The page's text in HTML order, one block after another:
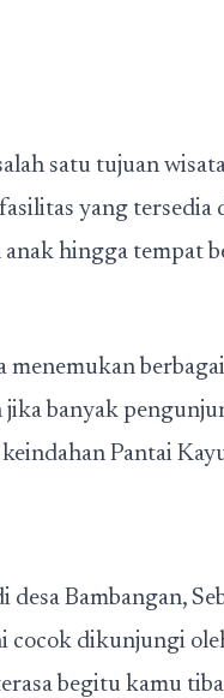
satu tujuan
yang
hingga tempat
menemukan
banyak
Pantai
Bambangan,
cocok dikunjungi
begitu kamu